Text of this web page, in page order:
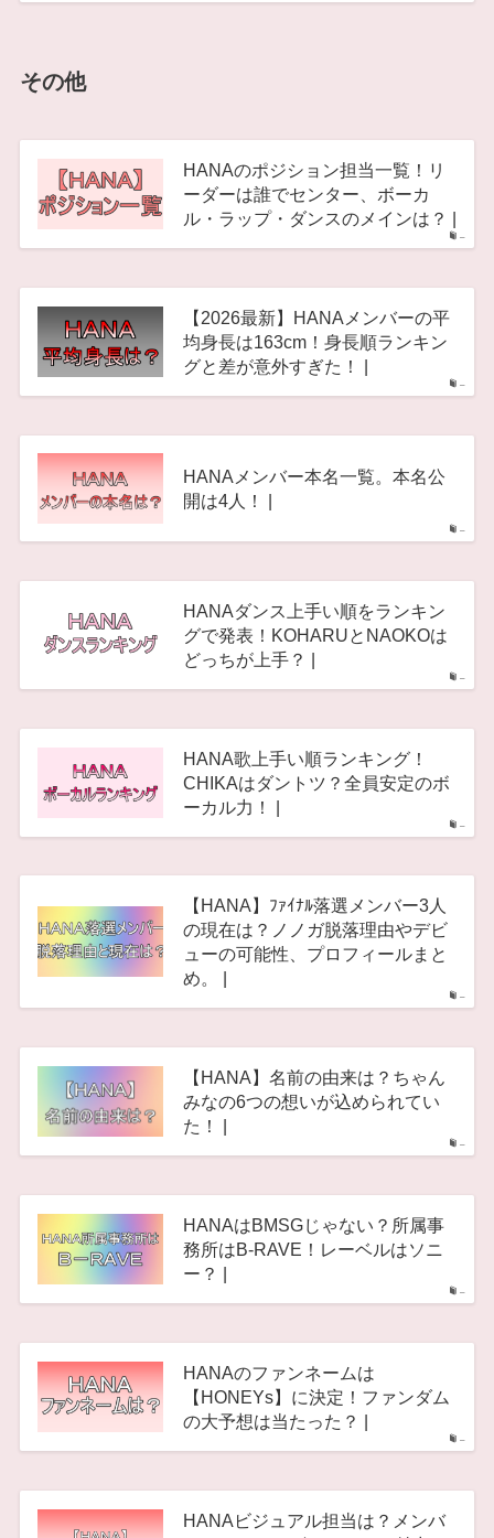
その他
–
HANAのポジション担当一覧！リ
ーダーは誰でセンター、ボーカ
ル・ラップ・ダンスのメインは？ |
–
【2026最新】HANAメンバーの平
均身長は163cm！身長順ランキン
グと差が意外すぎた！ |
–
HANAメンバー本名一覧。本名公
開は4人！ |
–
HANAダンス上手い順をランキン
グで発表！KOHARUとNAOKOは
どっちが上手？ |
–
HANA歌上手い順ランキング！
CHIKAはダントツ？全員安定のボ
ーカル力！ |
–
【HANA】ﾌｧｲﾅﾙ落選メンバー3人
の現在は？ノノガ脱落理由やデビ
ューの可能性、プロフィールまと
め。 |
–
【HANA】名前の由来は？ちゃん
みなの6つの想いが込められてい
た！ |
–
HANAはBMSGじゃない？所属事
務所はB-RAVE！レーベルはソニ
ー？ |
–
HANAのファンネームは
【HONEYs】に決定！ファンダム
の大予想は当たった？ |
HANAビジュアル担当は？メンバ